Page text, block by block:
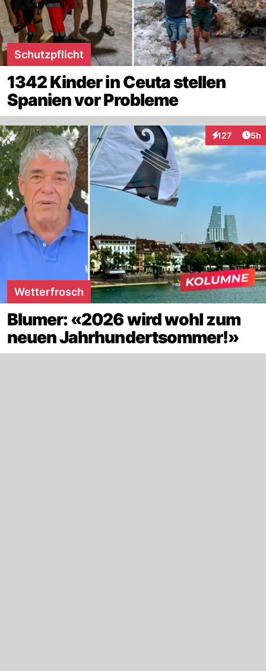
Schutzpflicht
1342 Kinder in Ceuta stellen
Spanien vor Probleme
127
Interaktionen
5h
Wetterfrosch
Blumer: «2026 wird wohl zum
neuen Jahrhundertsommer!»